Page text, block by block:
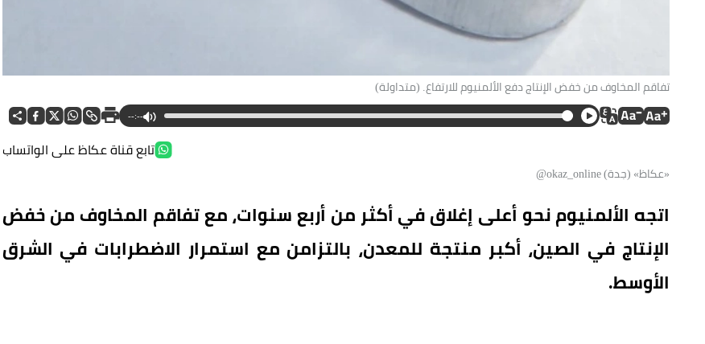
تفاقم المخاوف من خفض الإنتاج دفع الألمنيوم للارتفاع. (متداولة)
--:--
تابع قناة عكاظ على الواتساب
«عكاظ» (جدة) okaz_online@
اتجه الألمنيوم نحو أعلى إغلاق في أكثر من أربع سنوات، مع تفاقم المخاوف من خفض
الإنتاج في الصين، أكبر منتجة للمعدن، بالتزامن مع استمرار الاضطرابات في الشرق
الأوسط.